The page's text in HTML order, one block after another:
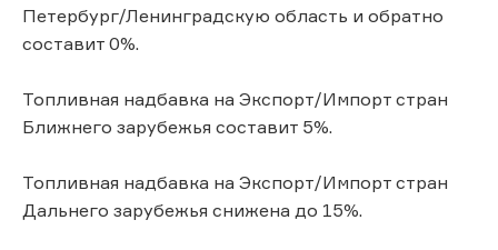
Петербург/Ленинградскую область и обратно
составит 0%.
Топливная надбавка на Экспорт/Импорт стран
Ближнего зарубежья составит 5%.
Топливная надбавка на Экспорт/Импорт стран
Дальнего зарубежья снижена до 15%.